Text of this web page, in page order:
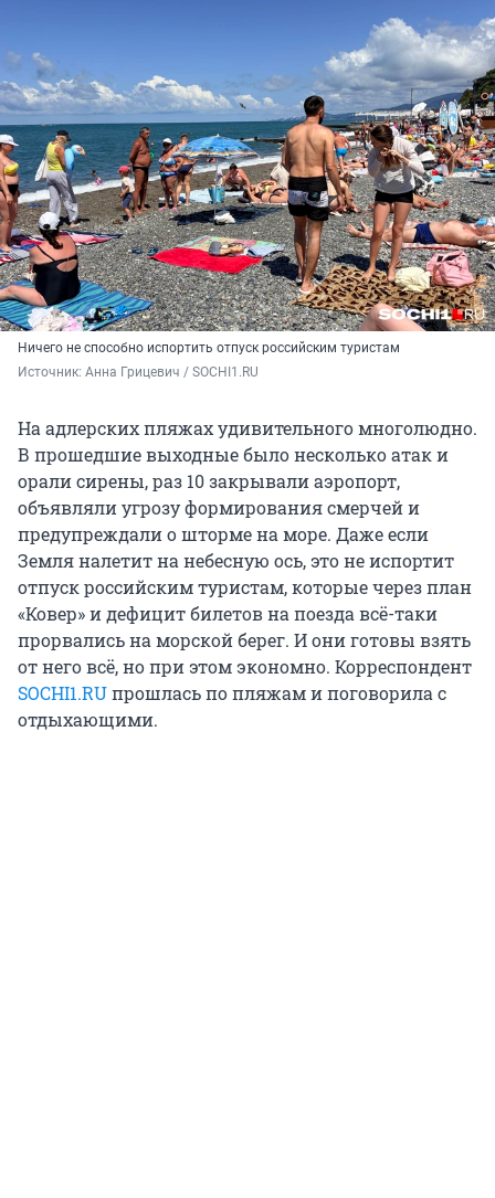
Ничего не способно испортить отпуск российским туристам
Источник: Анна Грицевич / SOCHI1.RU
На адлерских пляжах удивительного многолюдно.
В прошедшие выходные было несколько атак и
орали сирены, раз 10 закрывали аэропорт,
объявляли угрозу формирования смерчей и
предупреждали о шторме на море. Даже если
Земля налетит на небесную ось, это не испортит
отпуск российским туристам, которые через план
«Ковер» и дефицит билетов на поезда всё-таки
прорвались на морской берег. И они готовы взять
от него всё, но при этом экономно. Корреспондент
SOCHI1.RUпрошлась по пляжам и поговорила с
отдыхающими.